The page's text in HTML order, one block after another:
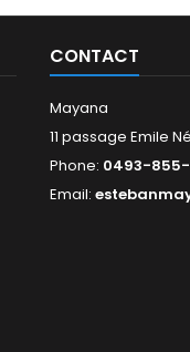
CONTACT
Mayana
11 passage Emile
Phone: 0493-
Email: